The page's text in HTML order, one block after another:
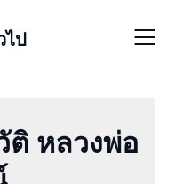
ไป
ติ หลวงพ่อ